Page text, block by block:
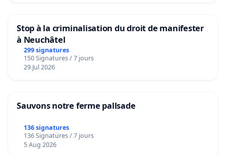
Stop à la criminalisation du droit de manifester
à Neuchâtel
299 signatures
150 Signatures / 7 jours
29 Jul 2026
Sauvons notre ferme pallsade
136 signatures
136 Signatures / 7 jours
5 Aug 2026